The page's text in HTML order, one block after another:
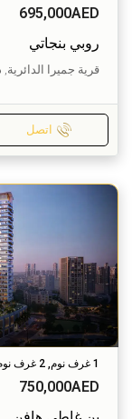
695,000AED
روبي بنجاتي
قرية جميرا
اتصل
1 غرف نوم, 2 غرف نوم, 3 غرف نوم, استوديو
750,000AED